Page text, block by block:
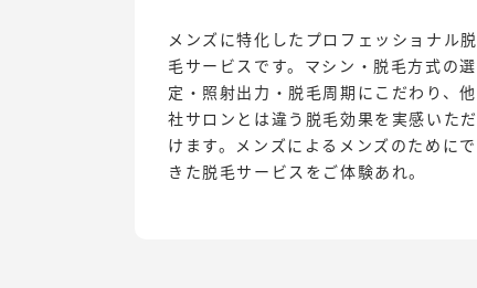
メンズに特化したプロフェッショナル脱
毛サービスです。マシン・脱毛方式の選
定・照射出力・脱毛周期にこだわり、他
社サロンとは違う脱毛効果を実感いただ
けます。メンズによるメンズのためにで
きた脱毛サービスをご体験あれ。